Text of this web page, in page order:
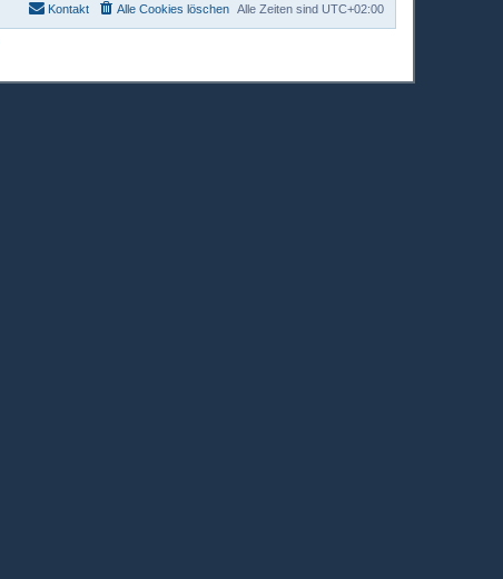
Alle Zeiten sind UTC+02:00
Alle Cookies löschen
Kontakt